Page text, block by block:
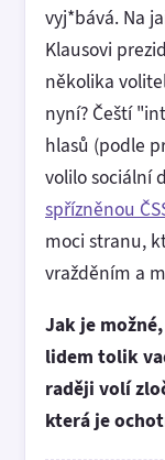
vyj*bává. Na
Klausovi
několika
nyní? Čeští
hlasů (podle
volilo sociální
spřízněnou
moci stranu,
vražděním a
Jak je
lidem tolik
raději volí
která je